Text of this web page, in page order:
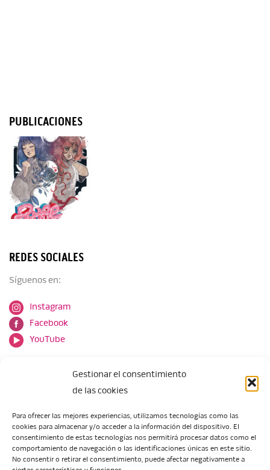
Gestionar el consentimiento
de las cookies
Para ofrecer las mejores experiencias, utilizamos tecnologías como las
cookies para almacenar y/o acceder a la información del dispositivo. El
consentimiento de estas tecnologías nos permitirá procesar datos como el
comportamiento de navegación o las identificaciones únicas en este sitio.
No consentir o retirar el consentimiento, puede afectar negativamente a
PUBLICACIONES
REDES SOCIALES
Síguenos en:
Instagram
Facebook
YouTube
Escuela de Arte de Zaragoza
María Zambrano, 5
50018 Zaragoza